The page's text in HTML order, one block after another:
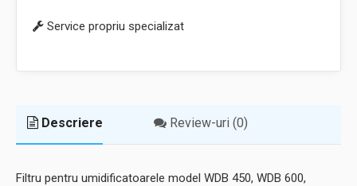
Service propriu specializat
Descriere Review-uri (0)
Filtru pentru umidificatoarele model WDB 450, WDB 600,